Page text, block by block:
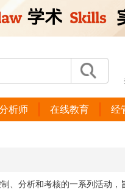
析师 在线教育 经
、分析和考核的一系列活动，